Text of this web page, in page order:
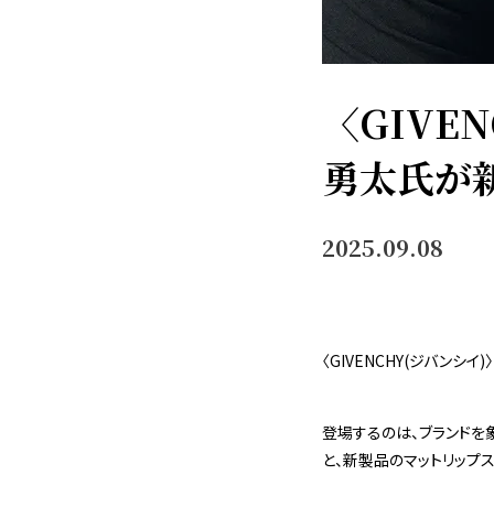
〈
勇太氏が
2025.09.08
〈GIVENCHY(ジバンシイ
登場するのは、ブランド
と、新製品のマットリップ